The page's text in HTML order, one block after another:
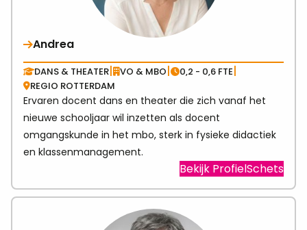
Andrea
DANS & THEATER| VO & MBO| 0,2 - 0,6 FTE|
REGIO ROTTERDAM
Ervaren docent dans en theater die zich vanaf het
nieuwe schooljaar wil inzetten als docent
omgangskunde in het mbo, sterk in fysieke didactiek
en klassenmanagement.
Bekijk ProfielSchetsVisit
link